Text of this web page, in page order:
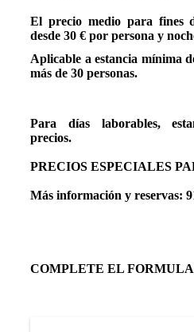
El precio medio para fines
desde 30 € por persona y
Aplicable a estancia mínima
más de 30 personas.
Para días laborables,
precios.
PRECIOS ESPECIALES
Más información y reservas:
COMPLETE EL